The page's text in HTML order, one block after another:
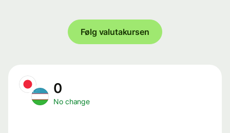
Følg valutakursen
0
No change